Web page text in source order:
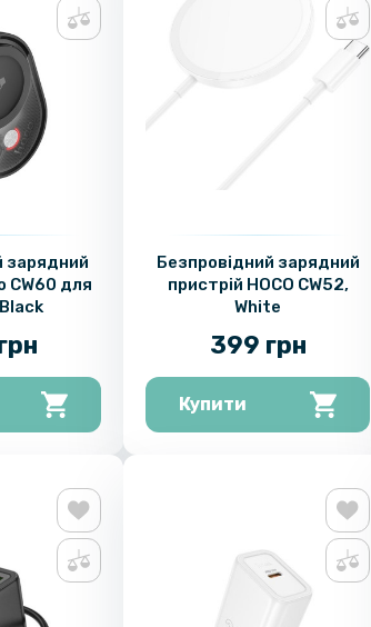
зарядний
CW60 для
Безпровідний зарядний
пристрій HOCO CW52,
White
399 грн
Купити